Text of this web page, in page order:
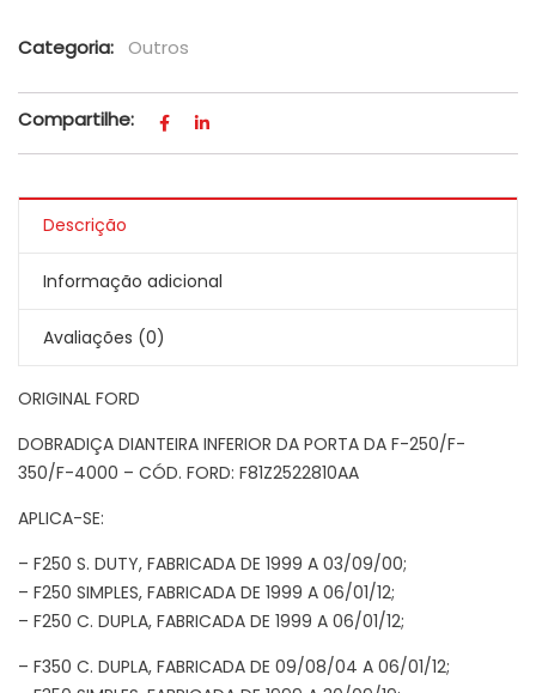
Categoria: Outros
Compartilhe:
Descrição
Informação adicional
Avaliações (0)
ORIGINAL FORD
DOBRADIÇA DIANTEIRA INFERIOR DA PORTA DA F-250/F-
350/F-4000 – CÓD. FORD: F81Z2522810AA
APLICA-SE:
– F250 S. DUTY, FABRICADA DE 1999 A 03/09/00;
– F250 SIMPLES, FABRICADA DE 1999 A 06/01/12;
– F250 C. DUPLA, FABRICADA DE 1999 A 06/01/12;
– F350 C. DUPLA, FABRICADA DE 09/08/04 A 06/01/12;